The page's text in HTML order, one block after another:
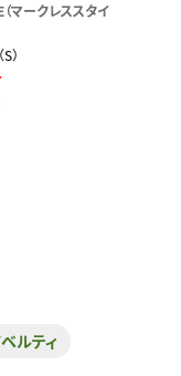
マークレススタイ
）
ルティ